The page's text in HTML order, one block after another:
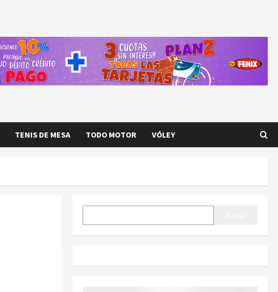
TENIS DE MESA TODO MOTOR VÓLEY